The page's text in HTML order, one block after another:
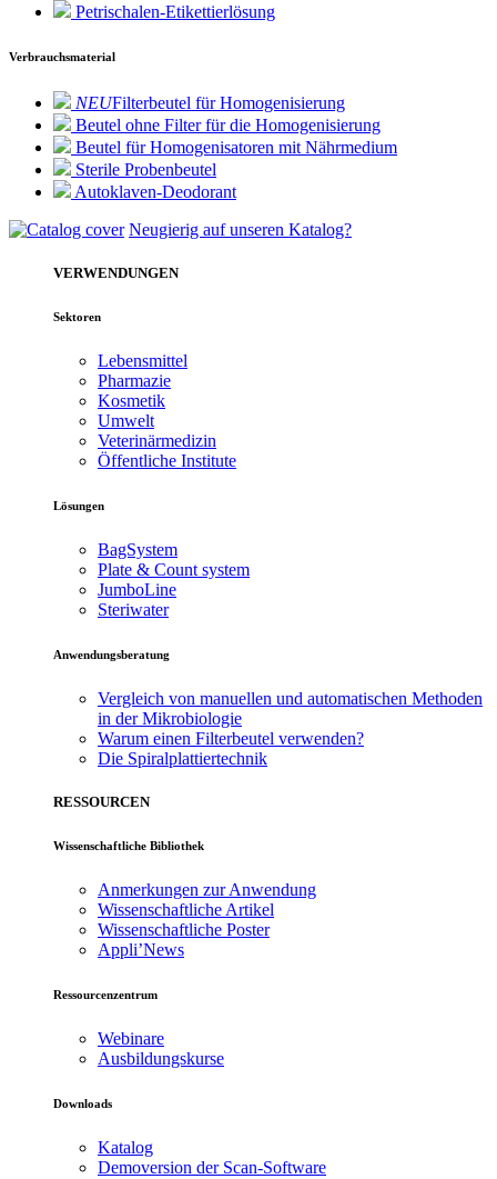
Petrischalen-Etikettierlösung
Verbrauchsmaterial
NEUFilterbeutel für Homogenisierung
Beutel ohne Filter für die Homogenisierung
Beutel für Homogenisatoren mit Nährmedium
Sterile Probenbeutel
Autoklaven-Deodorant
Neugierig auf unseren Katalog?
VERWENDUNGEN
Sektoren
Lebensmittel
Pharmazie
Kosmetik
Umwelt
Veterinärmedizin
Öffentliche Institute
Lösungen
BagSystem
Plate & Count system
JumboLine
Steriwater
Anwendungsberatung
Vergleich von manuellen und automatischen Methoden
in der Mikrobiologie
Warum einen Filterbeutel verwenden?
Die Spiralplattier­technik
RESSOURCEN
Wissenschaftliche Bibliothek
Anmerkungen zur Anwendung
Wissenschaftliche Artikel
Wissenschaftliche Poster
Appli’News
Ressourcenzentrum
Webinare
Ausbildungskurse
Downloads
Katalog
Demoversion der Scan-Software